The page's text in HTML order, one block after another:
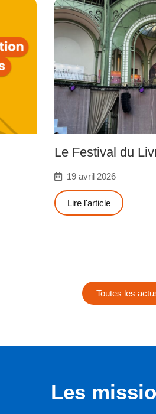
Le Festival du
19 avril 2026
Lire l'article
Toutes les
Les